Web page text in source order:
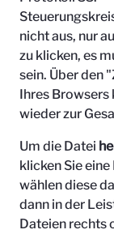
nicht aus, nur
zu klicken, es
sein. Über den
Ihres Browsers
wieder zur
Um die Datei
klicken Sie eine
wählen diese
dann in der
Dateien rechts